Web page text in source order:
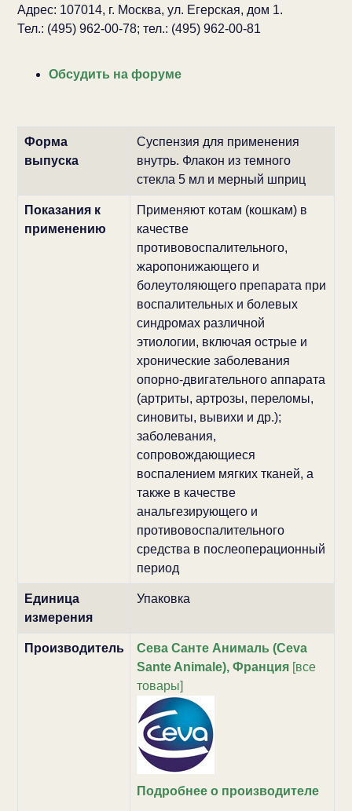
Адрес: 107014, г. Москва, ул. Егерская, дом 1.
Тел.: (495) 962-00-78; тел.: (495) 962-00-81
Обсудить на форуме
Форма
выпуска
Суспензия для применения
внутрь. Флакон из темного
стекла 5 мл и мерный шприц
Показания к
применению
Применяют котам (кошкам) в
качестве
противовоспалительного,
жаропонижающего и
болеутоляющего препарата при
воспалительных и болевых
синдромах различной
этиологии, включая острые и
хронические заболевания
опорно-двигательного аппарата
(артриты, артрозы, переломы,
синовиты, вывихи и др.);
заболевания,
сопровождающиеся
воспалением мягких тканей, а
также в качестве
анальгезирующего и
противовоспалительного
средства в послеоперационный
период
Единица
измерения
Упаковка
Производитель
Сева Санте Анималь (Ceva
Sante Animale), Франция[все
товары]
Подробнее о производителе